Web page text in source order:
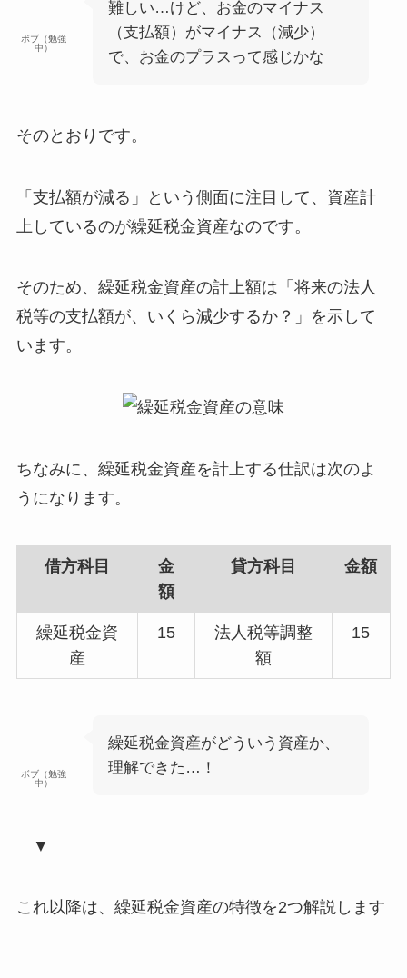
ボブ（勉強
中）
難しい…けど、お金のマイナス
（支払額）がマイナス（減少）
で、お金のプラスって感じかな
そのとおりです。
「支払額が減る」という側面に注目して、資産計
上しているのが繰延税金資産なのです。
そのため、繰延税金資産の計上額は 「将来の法人
税等の支払額が、いくら減少するか？」 を示して
います。
ちなみに、繰延税金資産を計上する仕訳は次のよ
うになります。
借方科目
金
額
貸方科目 金額
繰延税金資
産
15
法人税等調整
額
15
ボブ（勉強
中）
繰延税金資産がどういう資産か、
理解できた…！
▼
これ以降は、繰延税金資産の特徴を2つ解説します